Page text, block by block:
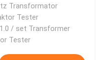
Transformator
Tester
/ set Transformer
Tester